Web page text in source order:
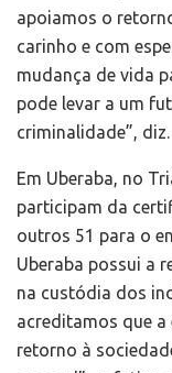
apoiamos o
carinho e com
mudança de vida
pode levar a um
criminalidade”, diz.
Em Uberaba, no
participam da
outros 51 para o
Uberaba possui a
na custódia dos
acreditamos que
retorno à